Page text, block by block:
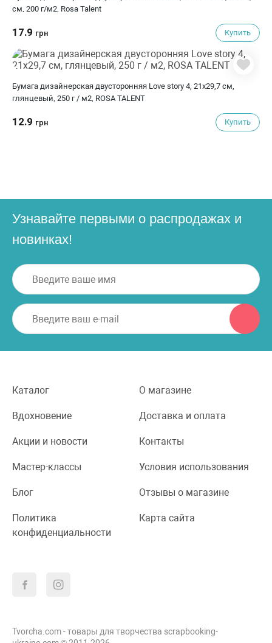
см, 200 г/м2, Rosa Talent
17.9 грн Купить
Бумага дизайнерская двусторонняя Love story 4, 21х29,7 см,
глянцевый, 250 г / м2, ROSA TALENT
12.9 грн Купить
Узнавайте первыми о распродажах и
новинках!
Каталог О магазине
Вдохновение Доставка и оплата
Акции и новости Контакты
Мастер-классы Условия использования
Блог Отзывы о магазине
Политика
конфиденциальности
Карта сайта
Tvorcha.com - товары для творчества scrapbooking-